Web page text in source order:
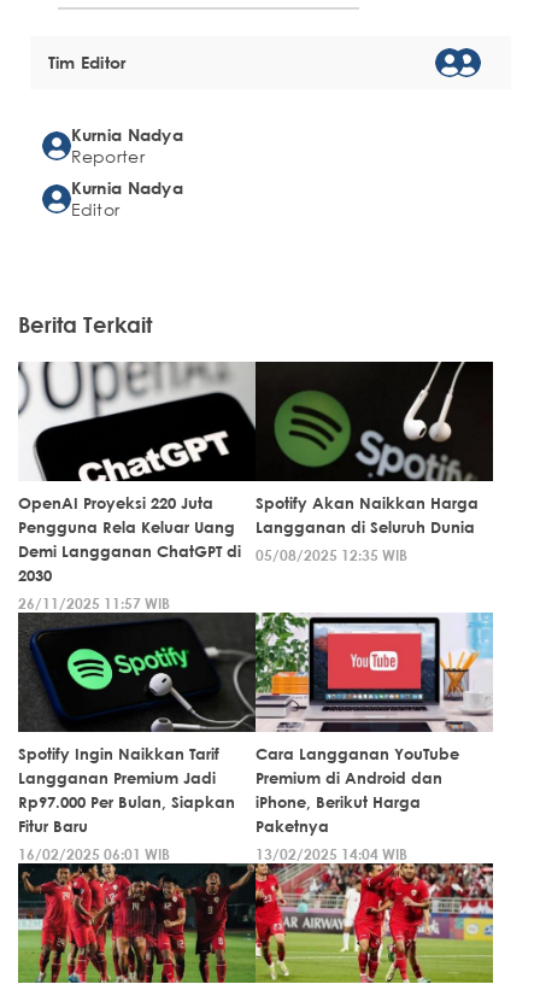
Tim Editor
Kurnia Nadya
Reporter
Kurnia Nadya
Editor
Berita Terkait
OpenAI Proyeksi 220 Juta
Pengguna Rela Keluar Uang
Demi Langganan ChatGPT di
2030
26/11/2025 11:57 WIB
Spotify Akan Naikkan Harga
Langganan di Seluruh Dunia
05/08/2025 12:35 WIB
Spotify Ingin Naikkan Tarif
Langganan Premium Jadi
Rp97.000 Per Bulan, Siapkan
Fitur Baru
16/02/2025 06:01 WIB
Cara Langganan YouTube
Premium di Android dan
iPhone, Berikut Harga
Paketnya
13/02/2025 14:04 WIB